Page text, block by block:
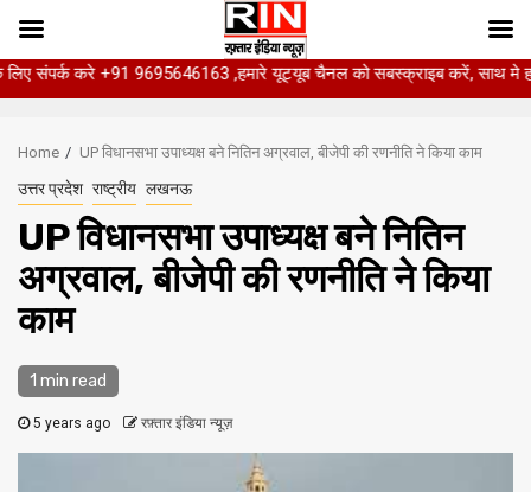
+91 9695646163 ,हमारे यूट्यूब चैनल को सबस्क्राइब करें, साथ मे हमारे
content
Home UP विधानसभा उपाध्यक्ष बने नितिन अग्रवाल, बीजेपी की रणनीति ने किया काम
उत्तर प्रदेश राष्ट्रीय लखनऊ
UP विधानसभा उपाध्यक्ष बने नितिन
अग्रवाल, बीजेपी की रणनीति ने किया
काम
1 min read
5 years ago रफ़्तार इंडिया न्यूज़